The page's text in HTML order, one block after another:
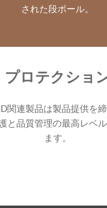
された段ボール。
プロテクショ
関連製品は製品提供を
と品質管理の最高レベ
ます。